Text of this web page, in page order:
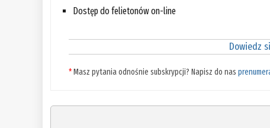
Dostęp do felietonów on-line
Dowiedz
*Masz pytania odnośnie subskrypcji? Napisz do nas